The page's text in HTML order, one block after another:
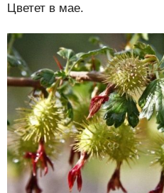
Цветет в мае.